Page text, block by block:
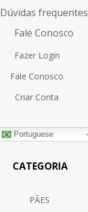
Dúvidas frequentes
Fale Conosco
Fazer Login
Fale Conosco
Criar Conta
Portuguese
CATEGORIA
PÃES